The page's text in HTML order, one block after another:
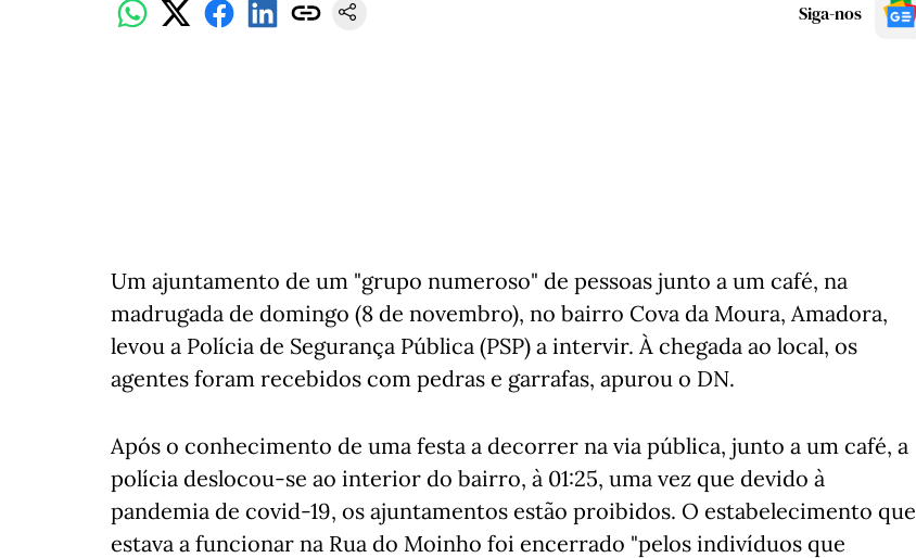
Siga-nos
Um ajuntamento de um "grupo numeroso" de pessoas junto a um café, na
madrugada de domingo (8 de novembro), no bairro Cova da Moura, Amadora,
levou a Polícia de Segurança Pública (PSP) a intervir. À chegada ao local, os
agentes foram recebidos com pedras e garrafas, apurou o DN.
Após o conhecimento de uma festa a decorrer na via pública, junto a um café, a
polícia deslocou-se ao interior do bairro, à 01:25, uma vez que devido à
pandemia de covid-19, os ajuntamentos estão proibidos. O estabelecimento que
estava a funcionar na Rua do Moinho foi encerrado "pelos indivíduos que